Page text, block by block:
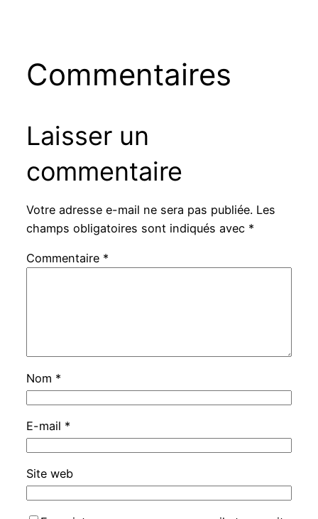
Commentaires
Laisser un
commentaire
Votre adresse e-mail ne sera pas publiée. Les
champs obligatoires sont indiqués avec *
Commentaire *
Nom *
E-mail *
Site web